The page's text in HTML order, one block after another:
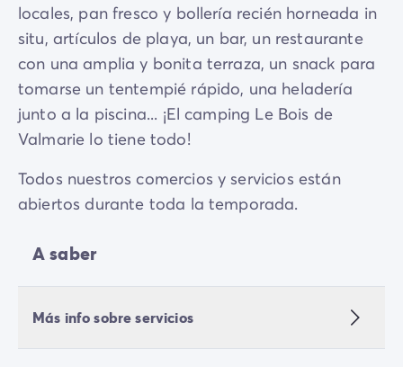
locales, pan fresco y bollería recién horneada in
situ, artículos de playa, un bar, un restaurante
con una amplia y bonita terraza, un snack para
tomarse un tentempié rápido, una heladería
junto a la piscina... ¡El camping Le Bois de
Valmarie lo tiene todo!
Todos nuestros comercios y servicios están
abiertos durante toda la temporada.
A saber
Más info sobre servicios